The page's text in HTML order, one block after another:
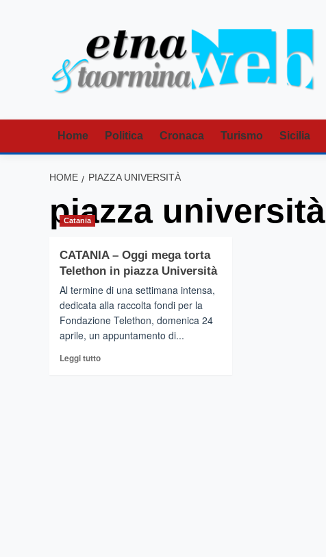
Home Politica Cronaca Turismo Sicilia
HOME PIAZZA UNIVERSITÀ
piazza università
Catania
CATANIA – Oggi mega torta
Telethon in piazza Università
Al termine di una settimana intensa,
dedicata alla raccolta fondi per la
Fondazione Telethon, domenica 24
aprile, un appuntamento di...
Leggi tuttoLeggi